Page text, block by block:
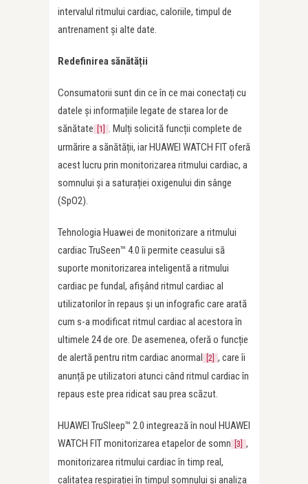
intervalul ritmului cardiac, caloriile, timpul de
antrenament și alte date.
Redefinirea sănătății
Consumatorii sunt din ce în ce mai conectați cu
datele și informațiile legate de starea lor de
sănătate
[1]
. Mulți solicită funcții complete de
urmărire a sănătății, iar HUAWEI WATCH FIT oferă
acest lucru prin monitorizarea ritmului cardiac, a
somnului și a saturației oxigenului din sânge
(SpO2).
Tehnologia Huawei de monitorizare a ritmului
cardiac TruSeen™ 4.0 îi permite ceasului să
suporte monitorizarea inteligentă a ritmului
cardiac pe fundal, afișând ritmul cardiac al
utilizatorilor în repaus și un infografic care arată
cum s-a modificat ritmul cardiac al acestora în
ultimele 24 de ore. De asemenea, oferă o funcție
de alertă pentru ritm cardiac anormal
[2]
, care îi
anunță pe utilizatori atunci când ritmul cardiac în
repaus este prea ridicat sau prea scăzut.
HUAWEI TruSleep™ 2.0 integrează în noul HUAWEI
WATCH FIT monitorizarea etapelor de somn
[3]
,
monitorizarea ritmului cardiac în timp real,
calitatea respirației în timpul somnului și analiza